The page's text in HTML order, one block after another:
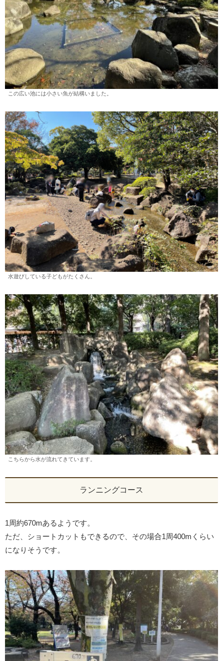
この広い池には小さい魚が結構いました。
水遊びしている子どもがたくさん。
こちらから水が流れてきています。
ランニングコース
1周約670mあるようです。
ただ、ショートカットもできるので、その場合1周400mくらい
になりそうです。